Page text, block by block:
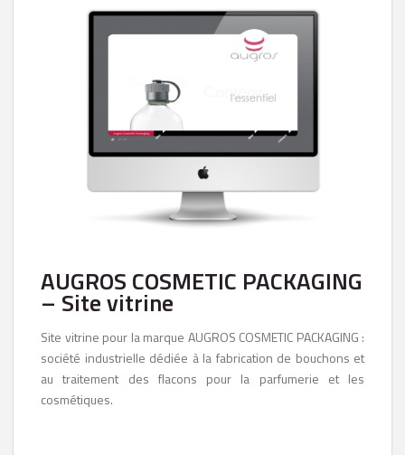
AUGROS COSMETIC PACKAGING
– Site vitrine
Site vitrine pour la marque AUGROS COSMETIC PACKAGING :
société industrielle dédiée à la fabrication de bouchons et
au traitement des flacons pour la parfumerie et les
cosmétiques.